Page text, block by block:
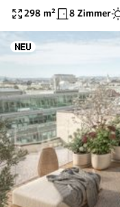
Parkside Residences
298 m² 8 Zimmer